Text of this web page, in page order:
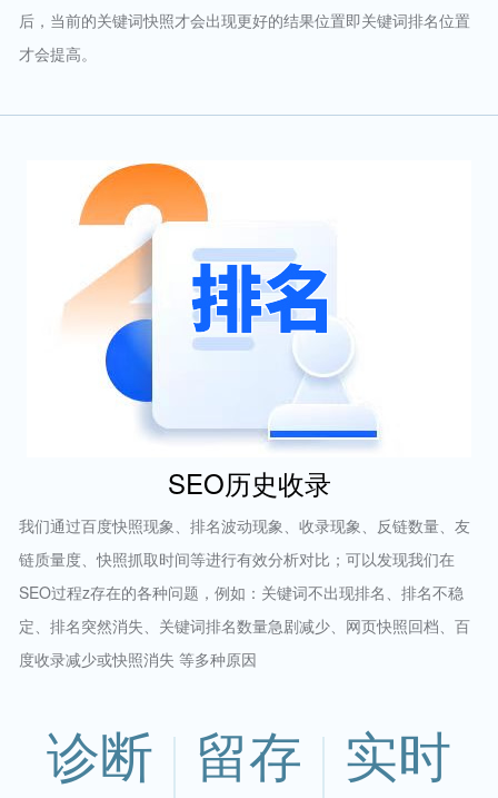
后，当前的关键词快照才会出现更好的结果位置即关键词排名位置
才会提高。
SEO历史收录
我们通过百度快照现象、排名波动现象、收录现象、反链数量、友
链质量度、快照抓取时间等进行有效分析对比；可以发现我们在
SEO过程z存在的各种问题，例如：关键词不出现排名、排名不稳
定、排名突然消失、关键词排名数量急剧减少、网页快照回档、百
度收录减少或快照消失 等多种原因
诊断 留存 实时